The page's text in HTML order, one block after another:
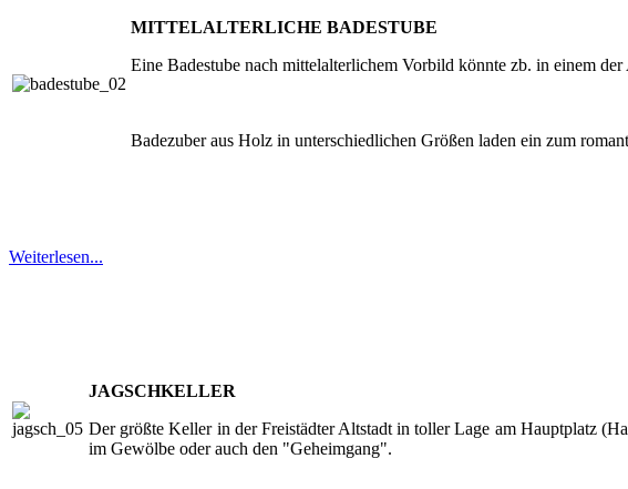
MITTELALTERLICHE BADESTUBE
Eine Badestube nach mittelalterlichem Vorbild könnte zb. in einem
Badezuber aus Holz in unterschiedlichen Größen laden ein zum
Weiterlesen...
JAGSCHKELLER
Der größte Keller in der Freistädter Altstadt in toller Lage am Hauptplatz
im Gewölbe oder auch den "Geheimgang".